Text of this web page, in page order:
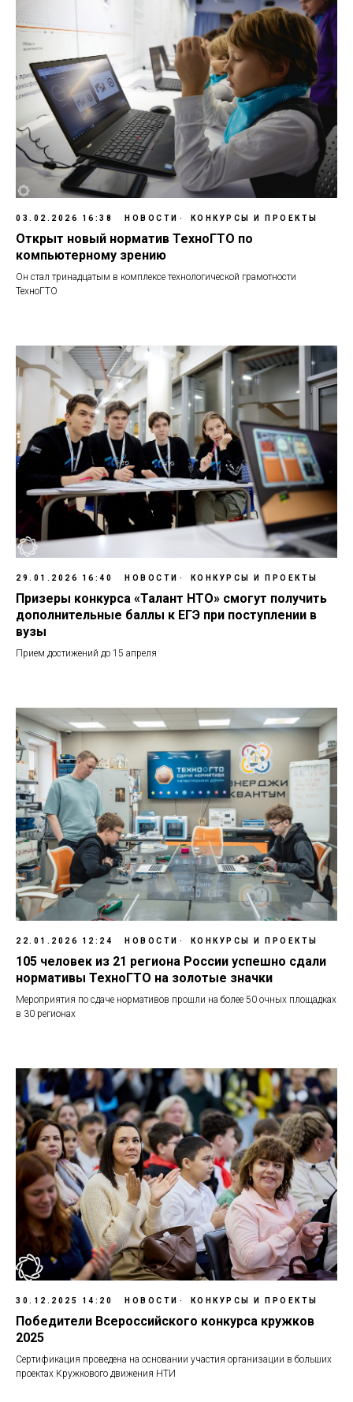
03.02.2026 16:38 НОВОСТИ КОНКУРСЫ И ПРОЕКТЫ
Открыт новый норматив ТехноГТО по
компьютерному зрению
Он стал тринадцатым в комплексе технологической грамотности
ТехноГТО
29.01.2026 16:40 НОВОСТИ КОНКУРСЫ И ПРОЕКТЫ
Призеры конкурса «Талант НТО» смогут получить
дополнительные баллы к ЕГЭ при поступлении в
вузы
Прием достижений до 15 апреля
22.01.2026 12:24 НОВОСТИ КОНКУРСЫ И ПРОЕКТЫ
105 человек из 21 региона России успешно сдали
нормативы ТехноГТО на золотые значки
Мероприятия по сдаче нормативов прошли на более 50 очных площадках
в 30 регионах
30.12.2025 14:20 НОВОСТИ КОНКУРСЫ И ПРОЕКТЫ
Победители Всероссийского конкурса кружков
2025
Сертификация проведена на основании участия организации в больших
проектах Кружкового движения НТИ